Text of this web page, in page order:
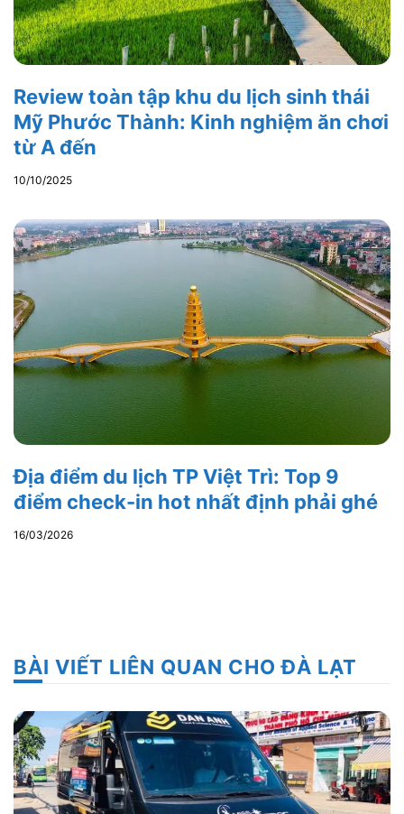
Review toàn tập khu du lịch sinh thái
Mỹ Phước Thành: Kinh nghiệm ăn chơi
từ A đến
10/10/2025
Địa điểm du lịch TP Việt Trì: Top 9
điểm check-in hot nhất định phải ghé
16/03/2026
BÀI VIẾT LIÊN QUAN CHO ĐÀ LẠT